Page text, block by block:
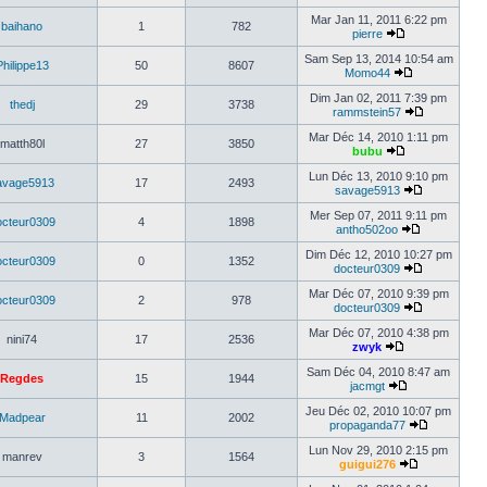
baihano 1 782
Mar Jan 11, 2011 6:22 pm
pierre
50 8607
Sam Sep 13, 2014 10:54 am
Momo44
thedj 29 3738
Dim Jan 02, 2011 7:39 pm
rammstein57
matth80l 27 3850
Mar Déc 14, 2010 1:11 pm
bubu
17 2493
Lun Déc 13, 2010 9:10 pm
savage5913
4 1898
Mer Sep 07, 2011 9:11 pm
antho502oo
0 1352
Dim Déc 12, 2010 10:27 pm
docteur0309
2 978
Mar Déc 07, 2010 9:39 pm
docteur0309
nini74 17 2536
Mar Déc 07, 2010 4:38 pm
zwyk
Regdes 15 1944
Sam Déc 04, 2010 8:47 am
jacmgt
Madpear 11 2002
Jeu Déc 02, 2010 10:07 pm
propaganda77
manrev 3 1564
Lun Nov 29, 2010 2:15 pm
guigui276